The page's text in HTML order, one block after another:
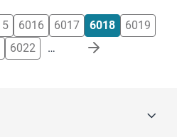
6016 6017 6018
6019
6022 …